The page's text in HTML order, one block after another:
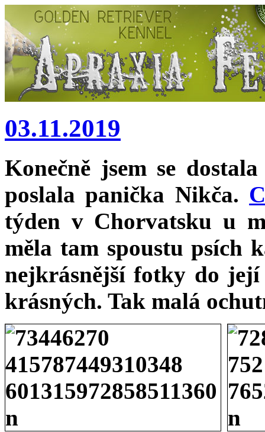
03.11.2019
Konečně jsem se
poslala panička Nikča.
týden v Chorvatsku u
měla tam spoustu psích
nejkrásnější fotky do
krásných. Tak malá